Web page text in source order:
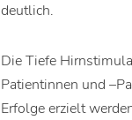
deutlich.
Die Tiefe
Patientinnen und
Erfolge erzielt